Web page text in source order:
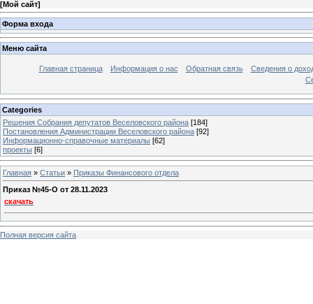
[Мой сайт]
Форма входа
Меню сайта
Главная страница Информация о нас Обратная связь
Сведения о
Categories
Решения Собрания депутатов Веселовского района [184]
Постановления Администрации Веселовского района [92]
Информационно-справочные материалы [62]
проекты [6]
Главная » Статьи » Приказы Финансового отдела
Приказ №45-O от 28.11.2023
скачать
Полная версия сайта